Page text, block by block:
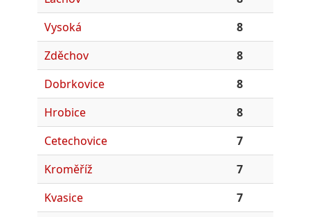
Vysoká
8
Zděchov
8
Dobrkovice
8
Hrobice
8
Cetechovice
7
Kroměříž
7
Kvasice
7